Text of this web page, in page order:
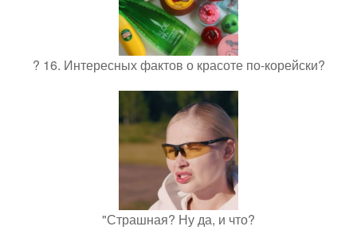
? 16. Интересных фактов о красоте по-корейски?
"Страшная? Ну да, и что?